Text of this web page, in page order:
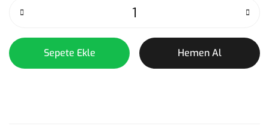
Sepete Ekle Hemen Al